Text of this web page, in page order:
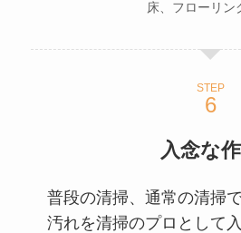
床、フローリン
STEP
入念な
普段の清掃、通常の清掃
汚れを清掃のプロとして